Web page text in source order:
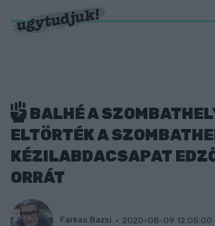
BALHÉ A
ELTÖRTÉK A
KÉZILABDACSAPAT
ORRÁT
Farkas Bazsi 2020-08-09 12:05:00